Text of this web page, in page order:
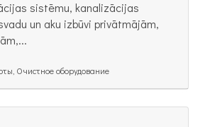
sistēmu, kanalizācijas
un aku izbūvi privātmājām,
Очистное оборудование